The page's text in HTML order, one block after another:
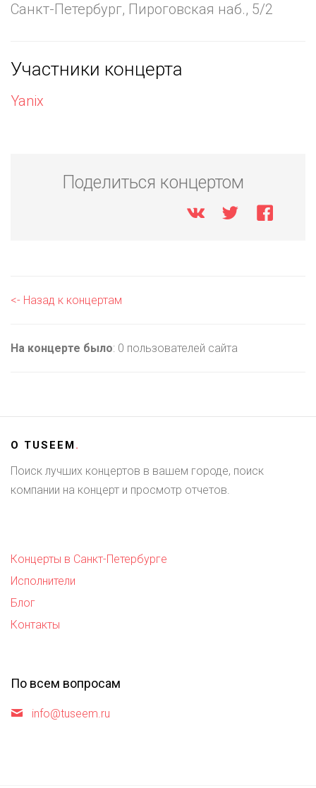
Санкт-Петербург, Пироговская наб., 5/2
Участники концерта
Yanix
Поделиться концертом
<- Назад к концертам
На концерте было: 0 пользователей сайта
О TUSEEM.
Поиск лучших концертов в вашем городе, поиск
компании на концерт и просмотр отчетов.
Концерты в Санкт-Петербурге
Исполнители
Блог
Контакты
По всем вопросам
info@tuseem.ru